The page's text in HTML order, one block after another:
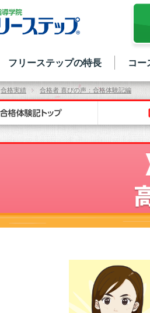
フリーステップの特長 コー
合格実績 合格者 喜びの声：合格体験記編